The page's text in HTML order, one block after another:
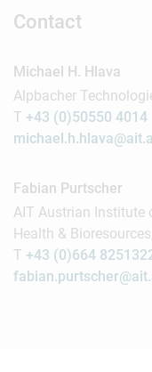
Contact
Michael H. Hlava
Alpbacher
T +43 (0)50550 4014
Fabian Purtscher
AIT Austrian Institute
Health &
T +43 (0)664